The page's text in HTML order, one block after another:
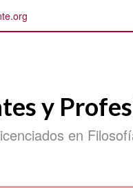
y
en